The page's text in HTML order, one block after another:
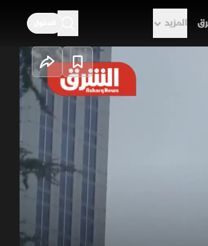
المزيد
بفائض
أسهم تراجع الواردات